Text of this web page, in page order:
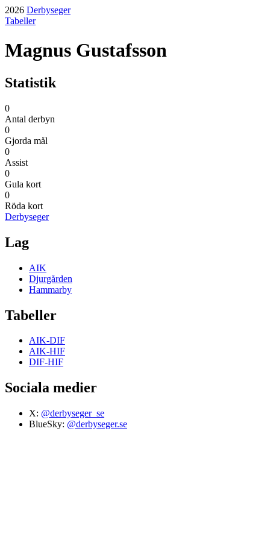
2026 Derbyseger
Tabeller
Magnus Gustafsson
Statistik
0
Antal derbyn
0
Gjorda mål
0
Assist
0
Gula kort
0
Röda kort
Derbyseger
Lag
AIK
Djurgården
Hammarby
Tabeller
AIK-DIF
AIK-HIF
DIF-HIF
Sociala medier
X: @derbyseger_se
BlueSky: @derbyseger.se